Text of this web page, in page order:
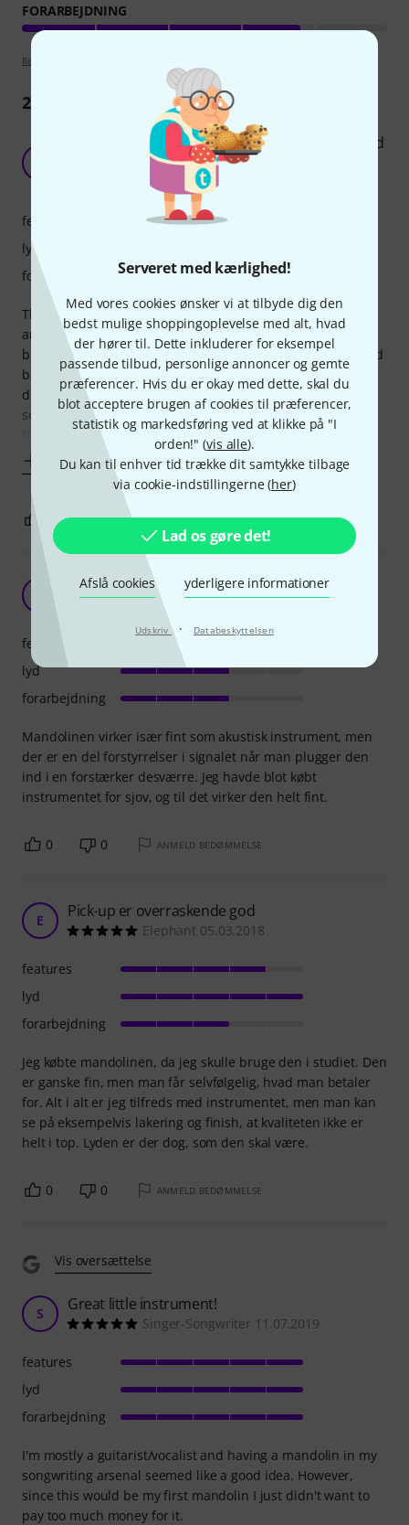
Serveret med kærlighed!
Med vores cookies ønsker vi at tilbyde dig den
bedst mulige shoppingoplevelse med alt, hvad
der hører til. Dette inkluderer for eksempel
passende tilbud, personlige annoncer og gemte
præferencer. Hvis du er okay med dette, skal du
blot acceptere brugen af cookies til præferencer,
statistik og markedsføring ved at klikke på "I
orden!" (vis alle).
Du kan til enhver tid trække dit samtykke tilbage
via cookie-indstillingerne (her)
Lad os gøre det!
Afslå cookies yderligere informationer
Udskriv · Databeskyttelsen
FORARBEJDNING
Retningslinjer for anmeldelser
231
The only Harley Benton product I have regretted
JesperBKK 28.10.2020
This mandolin looks beautiful, the sound is loud and crisp
and it stays in tune well. Frets could use a bit of sanding,
but are acceptable. The wood looks and feels like laminated
balsa wood, but sounds great. However, it is clearly built
down to a (slightly too low) price. I guess it is OK for
someone who just needs a mandolin once in a while,
Vis mere
features
lyd
forarbejdning
0 ANMELD BEDØMMELSE
Fin Mandolin til prisen
Orfeopataro 24.02.2021
Mandolinen virker især fint som akustisk instrument, men
der er en del forstyrrelser i signalet når man plugger den
ind i en forstærker desværre. Jeg havde blot købt
instrumentet for sjov, og til det virker den helt fint.
features
lyd
forarbejdning
0 0 ANMELD BEDØMMELSE
E Pick-up er overraskende god
Elephant 05.03.2018
Jeg købte mandolinen, da jeg skulle bruge den i studiet. Den
er ganske fin, men man får selvfølgelig, hvad man betaler
for. Alt i alt er jeg tilfreds med instrumentet, men man kan
se på eksempelvis lakering og finish, at kvaliteten ikke er
helt i top. Lyden er der dog, som den skal være.
features
lyd
forarbejdning
0 0 ANMELD BEDØMMELSE
Vis oversættelse
S Great little instrument!
Singer-Songwriter 11.07.2019
I'm mostly a guitarist/vocalist and having a mandolin in my
songwriting arsenal seemed like a good idea. However,
since this would be my first mandolin I just didn't want to
pay too much money for it.
features
lyd
forarbejdning